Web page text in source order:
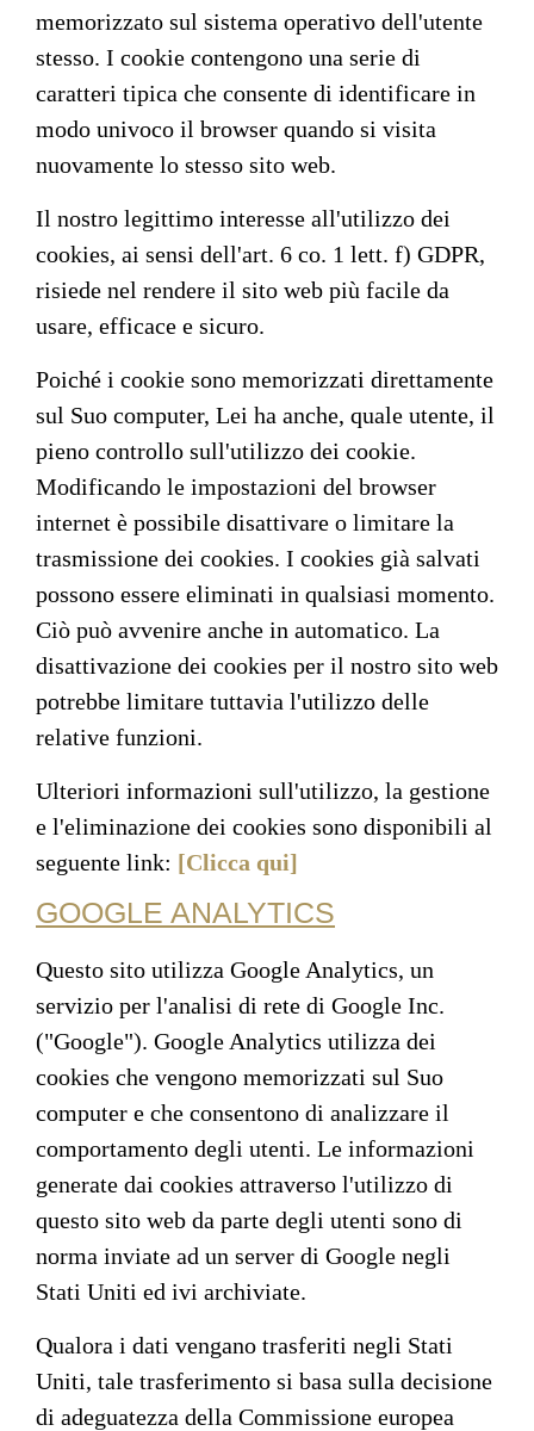
memorizzato sul sistema operativo dell'utente
stesso. I cookie contengono una serie di
caratteri tipica che consente di identificare in
modo univoco il browser quando si visita
nuovamente lo stesso sito web.
Il nostro legittimo interesse all'utilizzo dei
cookies, ai sensi dell'art. 6 co. 1 lett. f) GDPR,
risiede nel rendere il sito web più facile da
usare, efficace e sicuro.
Poiché i cookie sono memorizzati direttamente
sul Suo computer, Lei ha anche, quale utente, il
pieno controllo sull'utilizzo dei cookie.
Modificando le impostazioni del browser
internet è possibile disattivare o limitare la
trasmissione dei cookies. I cookies già salvati
possono essere eliminati in qualsiasi momento.
Ciò può avvenire anche in automatico. La
disattivazione dei cookies per il nostro sito web
potrebbe limitare tuttavia l'utilizzo delle
relative funzioni.
Ulteriori informazioni sull'utilizzo, la gestione
e l'eliminazione dei cookies sono disponibili al
seguente link: [Clicca qui]
GOOGLE ANALYTICS
Questo sito utilizza Google Analytics, un
servizio per l'analisi di rete di Google Inc.
("Google"). Google Analytics utilizza dei
cookies che vengono memorizzati sul Suo
computer e che consentono di analizzare il
comportamento degli utenti. Le informazioni
generate dai cookies attraverso l'utilizzo di
questo sito web da parte degli utenti sono di
norma inviate ad un server di Google negli
Stati Uniti ed ivi archiviate.
Qualora i dati vengano trasferiti negli Stati
Uniti, tale trasferimento si basa sulla decisione
di adeguatezza della Commissione europea